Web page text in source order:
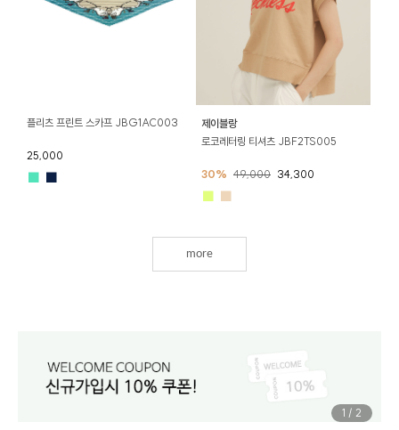
플리츠 프린트 스카프 JBG1AC003
25,000
■ ■
제이블랑
로코레터링 티셔츠 JBF2TS005
30% 49,000 34,300
■ ■
more
1 / 2